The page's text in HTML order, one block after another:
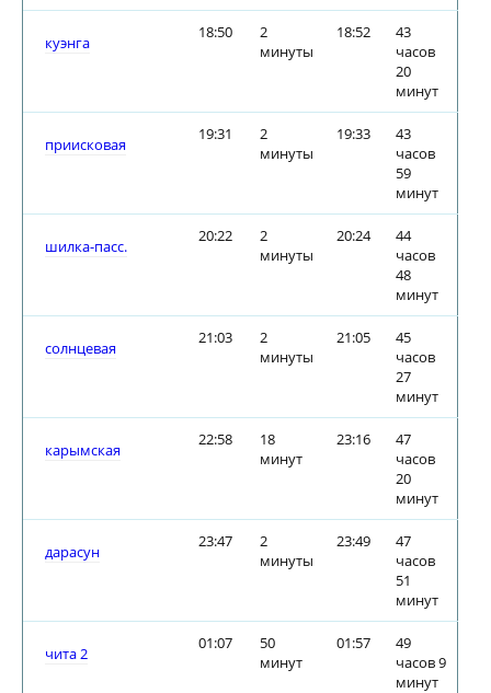
куэнга
18:50
2
минуты
18:52
43
часов
20
минут
приисковая
19:31
2
минуты
19:33
43
часов
59
минут
шилка-пасс.
20:22
2
минуты
20:24
44
часов
48
минут
солнцевая
21:03
2
минуты
21:05
45
часов
27
минут
карымская
22:58
18
минут
23:16
47
часов
20
минут
дарасун
23:47
2
минуты
23:49
47
часов
51
минут
чита 2
01:07
50
минут
01:57
49
часов 9
минут